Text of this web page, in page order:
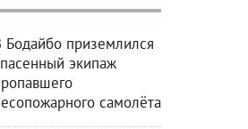
Бодайбо приземлился
экипаж
самолёта